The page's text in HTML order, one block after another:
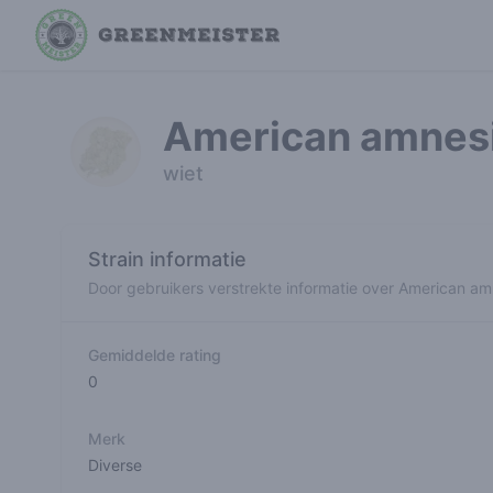
American
wiet
Strain informatie
Door gebruikers verstrekte informatie over American
Gemiddelde rating
0
Merk
Diverse